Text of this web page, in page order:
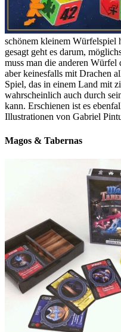
schönem kleinem Würfelspiel
gesagt geht es darum,
muss man die anderen Würfel
aber keinesfalls mit Drachen
Spiel, das in einem Land mit
wahrscheinlich auch durch
kann. Erschienen ist es
Illustrationen von Gabriel
Magos & Tabernas